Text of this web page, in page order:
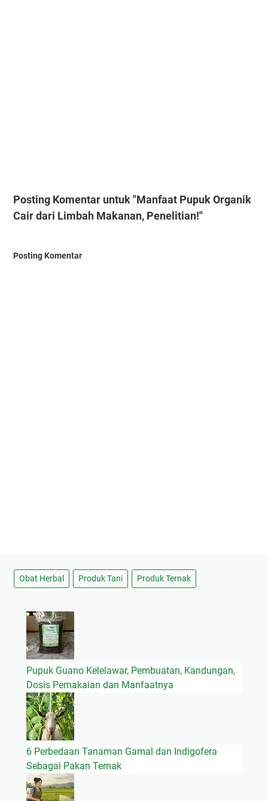
Posting Komentar untuk "Manfaat Pupuk Organik
Cair dari Limbah Makanan, Penelitian!"
Posting Komentar
Obat Herbal Produk Tani Produk Ternak
Pupuk Guano Kelelawar, Pembuatan, Kandungan,
Dosis Pemakaian dan Manfaatnya
6 Perbedaan Tanaman Gamal dan Indigofera
Sebagai Pakan Ternak